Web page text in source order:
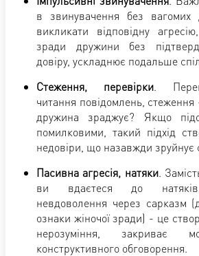
в звинувачення без
викликати відповідну
зради дружини без
довіру, ускладнює подальше
Стеження, перевірки.
читання повідомлень,
дружина зраджує? Якщо
помилковими, такий підхід
недовіри, що назавжди зруйнує
Пасивна агресія, натяки.
ви вдаєтеся до
невдоволення через сарказм
ознаки жіночої зради) - це
нерозуміння, закриває
конструктивного обговорення.